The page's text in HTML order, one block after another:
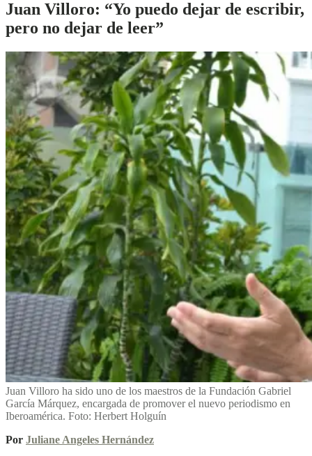
Juan Villoro: “Yo puedo dejar de escribir,
pero no dejar de leer”
Juan Villoro ha sido uno de los maestros de la Fundación Gabriel
García Márquez, encargada de promover el nuevo periodismo en
Iberoamérica. Foto: Herbert Holguín
Por Juliane Angeles Hernández